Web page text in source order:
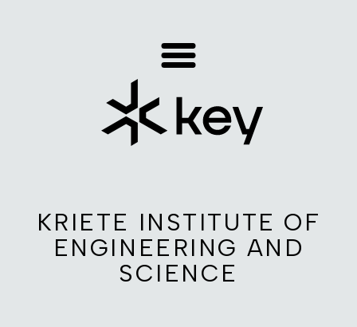
KRIETE INSTITUTE OF
ENGINEERING AND
SCIENCE